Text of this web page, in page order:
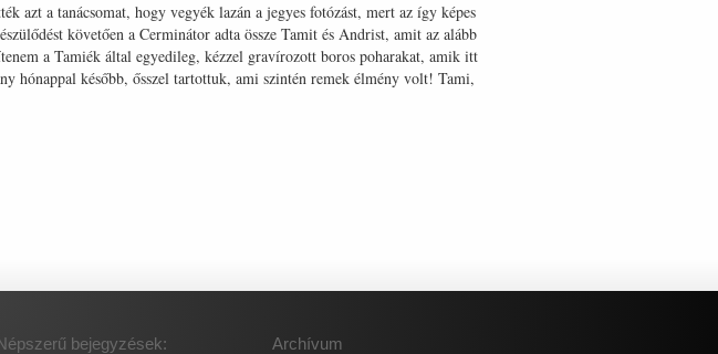
a tanácsomat, hogy vegyék lazán a jegyes fotózást, mert az így képes
követően a Cerminátor adta össze Tamit és Andrist, amit az alább
a Tamiék által egyedileg, kézzel gravírozott boros poharakat, amik itt
hónappal később, ősszel tartottuk, ami szintén remek élmény volt! Tami,
bejegyzések: Archívum